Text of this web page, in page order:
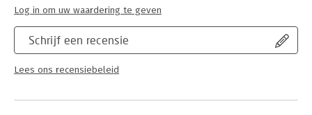
Schrijf een recensie
Lees ons recensiebeleid
Log in om uw waardering te geven